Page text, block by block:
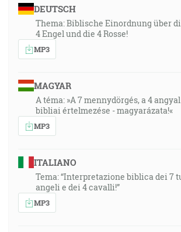
DEUTSCH
Thema: Biblische Einordnung über
4 Engel und die 4 Rosse!
MP3
MAGYAR
A téma: »A 7 mennydörgés, a 4
bibliai értelmezése - magyarázata!«
MP3
ITALIANO
Tema: “Interpretazione biblica dei 7
angeli e dei 4 cavalli!”
MP3